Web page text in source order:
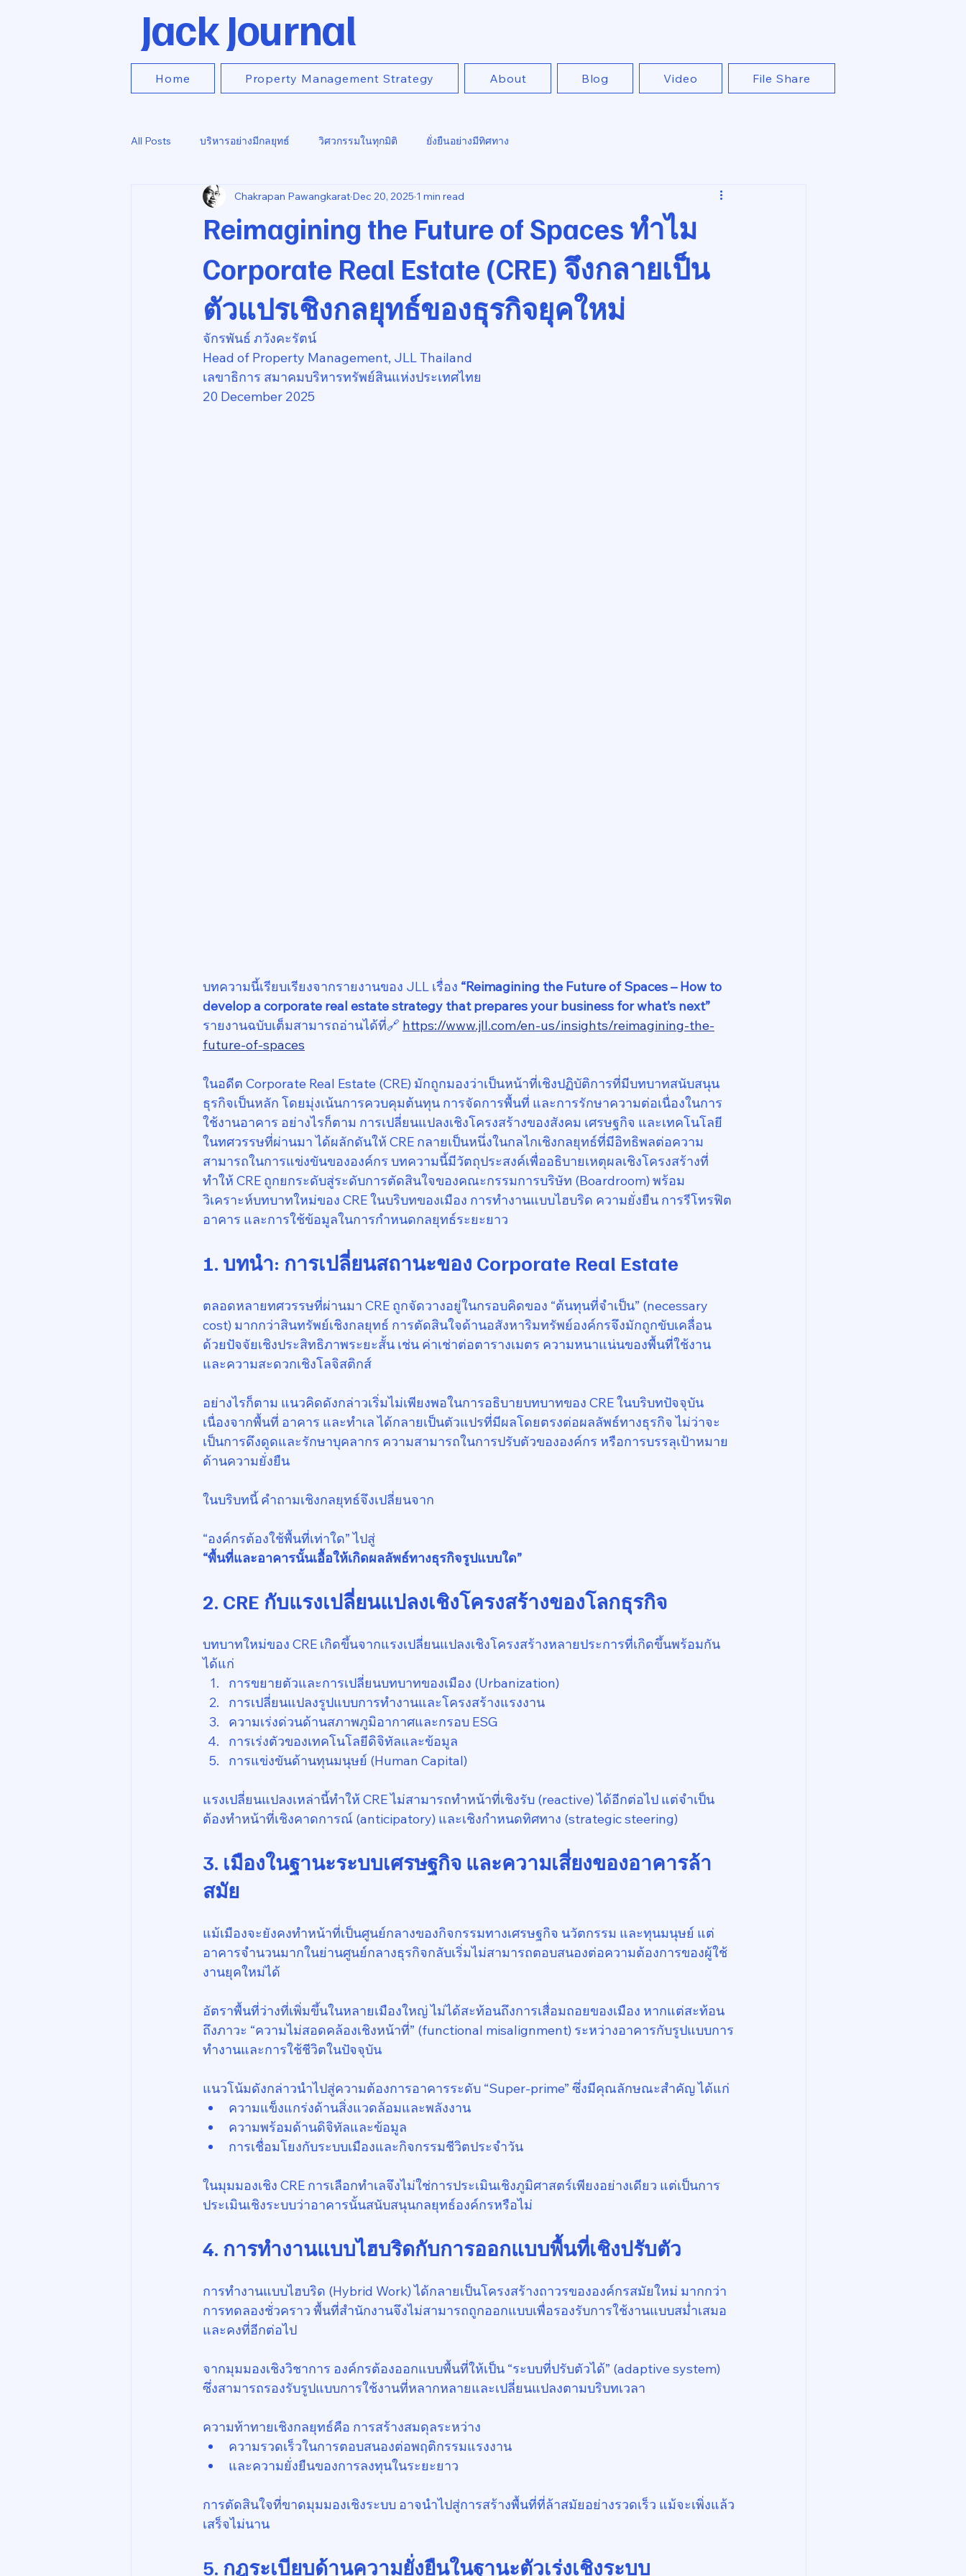
Jack Journal
Home Property Management Strategy About Blog Video File Share
All Posts บริหารอย่างมีกลยุทธ์ วิศวกรรมในทุกมิติ ยั่งยืนอย่างมีทิศทาง
Reimagining the Future of Spaces ทำไม
Corporate Real Estate (CRE) จึงกลายเป็น
ตัวแปรเชิงกลยุทธ์ของธุรกิจยุคใหม่
Chakrapan Pawangkarat Dec 20, 2025 1 min read
จักรพันธ์ ภวังคะรัตน์
Head of Property Management, JLL Thailand
เลขาธิการ สมาคมบริหารทรัพย์สินแห่งประเทศไทย
20 December 2025
บทความนี้เรียบเรียงจากรายงานของ JLL เรื่อง “Reimagining the Future of Spaces – How to
develop a corporate real estate strategy that prepares your business for what’s next”
รายงานฉบับเต็มสามารถอ่านได้ที่🔗 https://www.jll.com/en-us/insights/reimagining-the-
future-of-spaces
ในอดีต Corporate Real Estate (CRE) มักถูกมองว่าเป็นหน้าที่เชิงปฏิบัติการที่มีบทบาทสนับสนุน
ธุรกิจเป็นหลัก โดยมุ่งเน้นการควบคุมต้นทุน การจัดการพื้นที่ และการรักษาความต่อเนื่องในการ
ใช้งานอาคาร อย่างไรก็ตาม การเปลี่ยนแปลงเชิงโครงสร้างของสังคม เศรษฐกิจ และเทคโนโลยี
ในทศวรรษที่ผ่านมา ได้ผลักดันให้ CRE กลายเป็นหนึ่งในกลไกเชิงกลยุทธ์ที่มีอิทธิพลต่อความ
สามารถในการแข่งขันขององค์กร บทความนี้มีวัตถุประสงค์เพื่ออธิบายเหตุผลเชิงโครงสร้างที่
ทำให้ CRE ถูกยกระดับสู่ระดับการตัดสินใจของคณะกรรมการบริษัท (Boardroom) พร้อม
วิเคราะห์บทบาทใหม่ของ CRE ในบริบทของเมือง การทำงานแบบไฮบริด ความยั่งยืน การรีโทรฟิต
อาคาร และการใช้ข้อมูลในการกำหนดกลยุทธ์ระยะยาว
1. บทนำ: การเปลี่ยนสถานะของ Corporate Real Estate
ตลอดหลายทศวรรษที่ผ่านมา CRE ถูกจัดวางอยู่ในกรอบคิดของ “ต้นทุนที่จำเป็น” (necessary
cost) มากกว่าสินทรัพย์เชิงกลยุทธ์ การตัดสินใจด้านอสังหาริมทรัพย์องค์กรจึงมักถูกขับเคลื่อน
ด้วยปัจจัยเชิงประสิทธิภาพระยะสั้น เช่น ค่าเช่าต่อตารางเมตร ความหนาแน่นของพื้นที่ใช้งาน
และความสะดวกเชิงโลจิสติกส์
อย่างไรก็ตาม แนวคิดดังกล่าวเริ่มไม่เพียงพอในการอธิบายบทบาทของ CRE ในบริบทปัจจุบัน
เนื่องจากพื้นที่ อาคาร และทำเล ได้กลายเป็นตัวแปรที่มีผลโดยตรงต่อผลลัพธ์ทางธุรกิจ ไม่ว่าจะ
เป็นการดึงดูดและรักษาบุคลากร ความสามารถในการปรับตัวขององค์กร หรือการบรรลุเป้าหมาย
ด้านความยั่งยืน
ในบริบทนี้ คำถามเชิงกลยุทธ์จึงเปลี่ยนจาก
“องค์กรต้องใช้พื้นที่เท่าใด” ไปสู่
“พื้นที่และอาคารนั้นเอื้อให้เกิดผลลัพธ์ทางธุรกิจรูปแบบใด”
2. CRE กับแรงเปลี่ยนแปลงเชิงโครงสร้างของโลกธุรกิจ
บทบาทใหม่ของ CRE เกิดขึ้นจากแรงเปลี่ยนแปลงเชิงโครงสร้างหลายประการที่เกิดขึ้นพร้อมกัน
ได้แก่
การขยายตัวและการเปลี่ยนบทบาทของเมือง (Urbanization)
การเปลี่ยนแปลงรูปแบบการทำงานและโครงสร้างแรงงาน
ความเร่งด่วนด้านสภาพภูมิอากาศและกรอบ ESG
การเร่งตัวของเทคโนโลยีดิจิทัลและข้อมูล
การแข่งขันด้านทุนมนุษย์ (Human Capital)
แรงเปลี่ยนแปลงเหล่านี้ทำให้ CRE ไม่สามารถทำหน้าที่เชิงรับ (reactive) ได้อีกต่อไป แต่จำเป็น
ต้องทำหน้าที่เชิงคาดการณ์ (anticipatory) และเชิงกำหนดทิศทาง (strategic steering)
3. เมืองในฐานะระบบเศรษฐกิจ และความเสี่ยงของอาคารล้า
สมัย
แม้เมืองจะยังคงทำหน้าที่เป็นศูนย์กลางของกิจกรรมทางเศรษฐกิจ นวัตกรรม และทุนมนุษย์ แต่
อาคารจำนวนมากในย่านศูนย์กลางธุรกิจกลับเริ่มไม่สามารถตอบสนองต่อความต้องการของผู้ใช้
งานยุคใหม่ได้
อัตราพื้นที่ว่างที่เพิ่มขึ้นในหลายเมืองใหญ่ ไม่ได้สะท้อนถึงการเสื่อมถอยของเมือง หากแต่สะท้อน
ถึงภาวะ “ความไม่สอดคล้องเชิงหน้าที่” (functional misalignment) ระหว่างอาคารกับรูปแบบการ
ทำงานและการใช้ชีวิตในปัจจุบัน
แนวโน้มดังกล่าวนำไปสู่ความต้องการอาคารระดับ “Super-prime” ซึ่งมีคุณลักษณะสำคัญ ได้แก่
ความแข็งแกร่งด้านสิ่งแวดล้อมและพลังงาน
ความพร้อมด้านดิจิทัลและข้อมูล
การเชื่อมโยงกับระบบเมืองและกิจกรรมชีวิตประจำวัน
ในมุมมองเชิง CRE การเลือกทำเลจึงไม่ใช่การประเมินเชิงภูมิศาสตร์เพียงอย่างเดียว แต่เป็นการ
ประเมินเชิงระบบว่าอาคารนั้นสนับสนุนกลยุทธ์องค์กรหรือไม่
4. การทำงานแบบไฮบริดกับการออกแบบพื้นที่เชิงปรับตัว
การทำงานแบบไฮบริด (Hybrid Work) ได้กลายเป็นโครงสร้างถาวรขององค์กรสมัยใหม่ มากกว่า
การทดลองชั่วคราว พื้นที่สำนักงานจึงไม่สามารถถูกออกแบบเพื่อรองรับการใช้งานแบบสม่ำเสมอ
และคงที่อีกต่อไป
จากมุมมองเชิงวิชาการ องค์กรต้องออกแบบพื้นที่ให้เป็น “ระบบที่ปรับตัวได้” (adaptive system)
ซึ่งสามารถรองรับรูปแบบการใช้งานที่หลากหลายและเปลี่ยนแปลงตามบริบทเวลา
ความท้าทายเชิงกลยุทธ์คือ การสร้างสมดุลระหว่าง
ความรวดเร็วในการตอบสนองต่อพฤติกรรมแรงงาน
และความยั่งยืนของการลงทุนในระยะยาว
การตัดสินใจที่ขาดมุมมองเชิงระบบ อาจนำไปสู่การสร้างพื้นที่ที่ล้าสมัยอย่างรวดเร็ว แม้จะเพิ่งแล้ว
เสร็จไม่นาน
5. กฎระเบียบด้านความยั่งยืนในฐานะตัวเร่งเชิงระบบ